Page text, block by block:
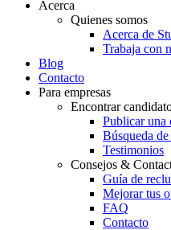
Acerca
Quienes somos
Acerca de
Trabaja con
Blog
Contacto
Para empresas
Encontrar
Publicar una
Búsqueda
Testimonios
Consejos &
Guía de
Mejorar tus
FAQ
Contacto